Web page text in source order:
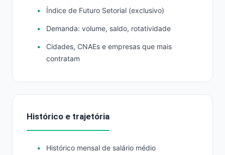
Índice de Futuro Setorial (exclusivo)
Demanda: volume, saldo, rotatividade
Cidades, CNAEs e empresas que mais
contratam
Histórico e trajetória
Histórico mensal de salário médio